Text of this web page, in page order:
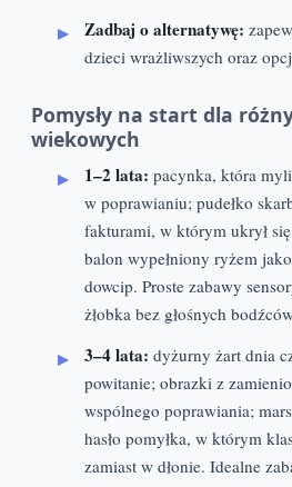
Zadbaj o alternatywę:
dzieci wrażliwszych oraz
Pomysły na start dla
wiekowych
1–2 lata: pacynka, która
w poprawianiu; pudełko
fakturami, w którym ukrył
balon wypełniony ryżem
dowcip. Proste zabawy
żłobka bez głośnych
3–4 lata: dyżurny żart dnia
powitanie; obrazki z
wspólnego poprawiania;
hasło pomyłka, w którym
zamiast w dłonie. Idealne